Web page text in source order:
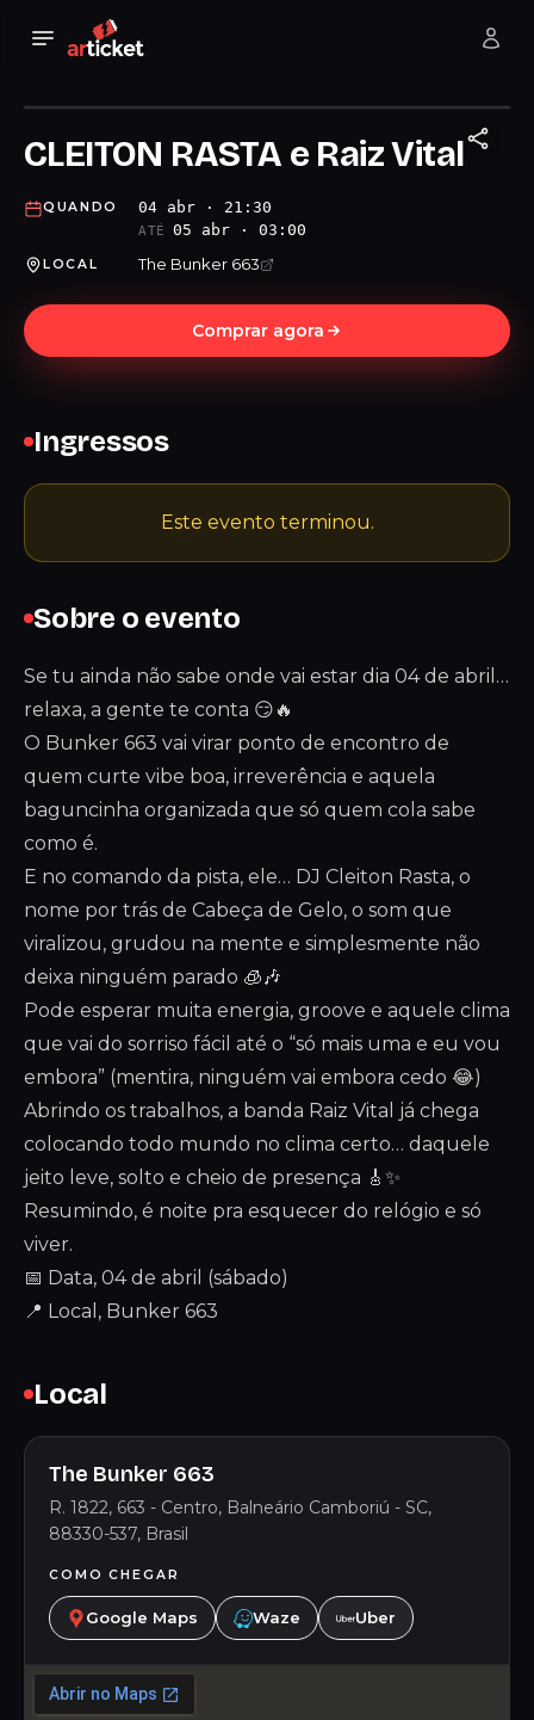
CLEITON RASTA e Raiz Vital
QUANDO 04 abr · 21:30
ATÉ 05 abr · 03:00
LOCAL The Bunker 663
Comprar agora
Sobre o evento
Se tu ainda não sabe onde vai estar dia 04 de abril…
relaxa, a gente te conta 😏🔥
O Bunker 663 vai virar ponto de encontro de
quem curte vibe boa, irreverência e aquela
baguncinha organizada que só quem cola sabe
como é.
E no comando da pista, ele… DJ Cleiton Rasta, o
nome por trás de Cabeça de Gelo, o som que
viralizou, grudou na mente e simplesmente não
deixa ninguém parado 🧊🎶
Pode esperar muita energia, groove e aquele clima
que vai do sorriso fácil até o “só mais uma e eu vou
embora” (mentira, ninguém vai embora cedo 😂)
Abrindo os trabalhos, a banda Raiz Vital já chega
colocando todo mundo no clima certo… daquele
jeito leve, solto e cheio de presença 🎸✨
Resumindo, é noite pra esquecer do relógio e só
viver.
📅 Data, 04 de abril (sábado)
📍 Local, Bunker 663
Local
The Bunker 663
R. 1822, 663 - Centro, Balneário Camboriú - SC,
88330-537, Brasil
COMO CHEGAR
Google Maps Waze Uber
Ingressos
Este evento terminou.